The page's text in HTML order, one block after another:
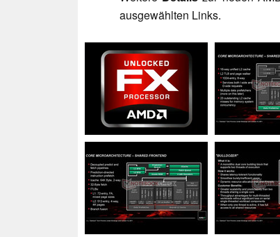
ausgewählten Links.